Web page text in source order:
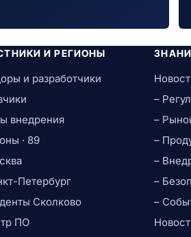
И РЕГИОНЫ
и разработчики
внедрения
· 89
Петербург
Сколково
ПО
–
–
–
–
–
–